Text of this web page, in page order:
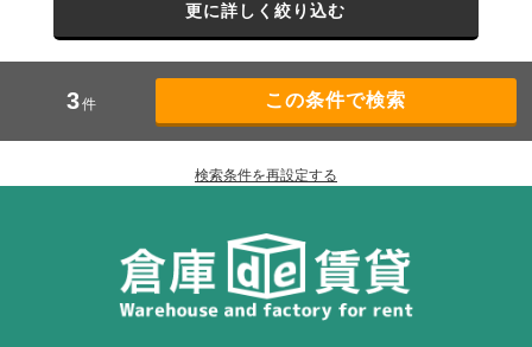
更に詳しく絞り込む
3件
検索条件を再設定する